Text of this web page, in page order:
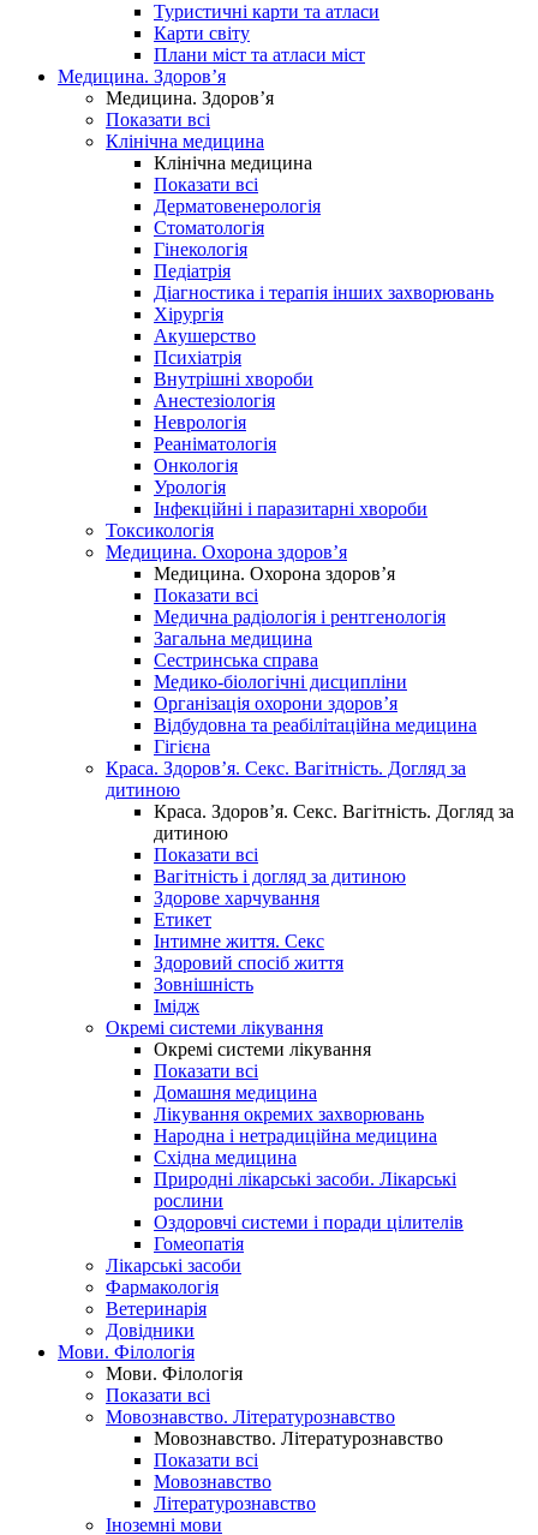
Туристичні карти та атласи
Карти світу
Плани міст та атласи міст
Медицина. Здоров’я
Медицина. Здоров’я
Показати всі
Клінічна медицина
Клінічна медицина
Показати всі
Дерматовенерологія
Стоматологія
Гінекологія
Педіатрія
Діагностика і терапія інших захворювань
Хірургія
Акушерство
Психіатрія
Внутрішні хвороби
Анестезіологія
Неврологія
Реаніматологія
Онкологія
Урологія
Інфекційні і паразитарні хвороби
Токсикологія
Медицина. Охорона здоров’я
Медицина. Охорона здоров’я
Показати всі
Медична радіологія і рентгенологія
Загальна медицина
Сестринська справа
Медико-біологічні дисципліни
Організація охорони здоров’я
Відбудовна та реабілітаційна медицина
Гігієна
Краса. Здоров’я. Секс. Вагітність. Догляд за
дитиною
Краса. Здоров’я. Секс. Вагітність. Догляд за
дитиною
Показати всі
Вагітність і догляд за дитиною
Здорове харчування
Етикет
Інтимне життя. Секс
Здоровий спосіб життя
Зовнішність
Імідж
Окремі системи лікування
Окремі системи лікування
Показати всі
Домашня медицина
Лікування окремих захворювань
Народна і нетрадиційна медицина
Східна медицина
Природні лікарські засоби. Лікарські
рослини
Оздоровчі системи і поради цілителів
Гомеопатія
Лікарські засоби
Фармакологія
Ветеринарія
Довідники
Мови. Філологія
Мови. Філологія
Показати всі
Мовознавство. Літературознавство
Мовознавство. Літературознавство
Показати всі
Мовознавство
Літературознавство
Іноземні мови